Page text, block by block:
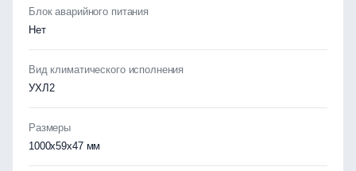
Блок аварийного питания
Нет
Вид климатического исполнения
УХЛ2
Размеры
1000х59х47 мм